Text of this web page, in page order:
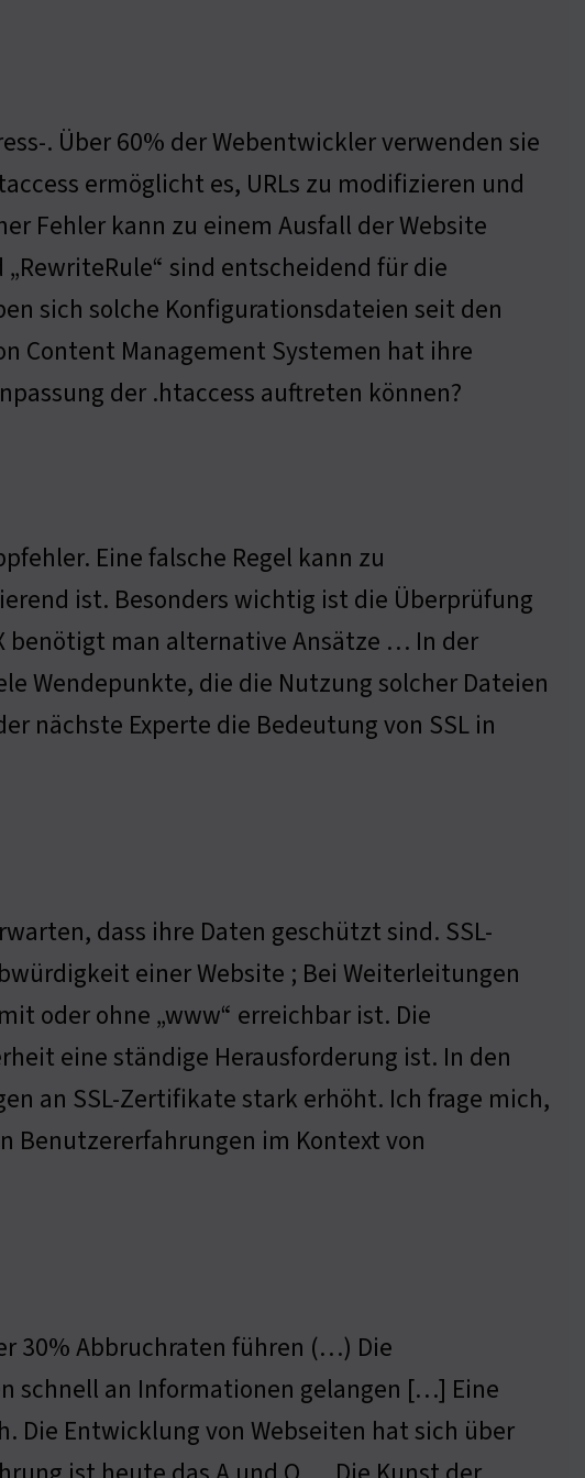
. Über 60% der Webentwickler verwenden sie
ermöglicht es, URLs zu modifizieren und
Fehler kann zu einem Ausfall der Website
sind entscheidend für die
sich solche Konfigurationsdateien seit den
Content Management Systemen hat ihre
der .htaccess auftreten können?
Eine falsche Regel kann zu
ist. Besonders wichtig ist die Überprüfung
benötigt man alternative Ansätze … In der
Wendepunkte, die die Nutzung solcher Dateien
nächste Experte die Bedeutung von SSL in
dass ihre Daten geschützt sind. SSL-
einer Website ; Bei Weiterleitungen
oder ohne „www“ erreichbar ist. Die
eine ständige Herausforderung ist. In den
an SSL-Zertifikate stark erhöht. Ich frage mich,
Benutzererfahrungen im Kontext von
30% Abbruchraten führen (…) Die
schnell an Informationen gelangen […] Eine
Die Entwicklung von Webseiten hat sich über